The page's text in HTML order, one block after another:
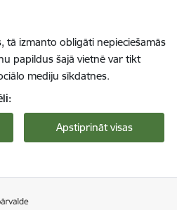
tā izmanto obligāti nepieciešamās
papildus šajā vietnē var tikt
mediju sīkdatnes.
Apstiprināt visas